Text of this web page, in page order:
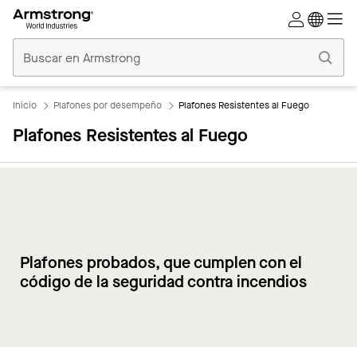
Comerciales
Inicio
Inicio Plafones por desempeño Plafones Resistentes al Fuego
Plafones Resistentes al Fuego
Plafones probados, que cumplen con el
código de la seguridad contra incendios